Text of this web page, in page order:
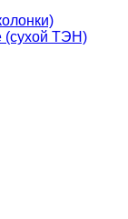
(сухой ТЭН)